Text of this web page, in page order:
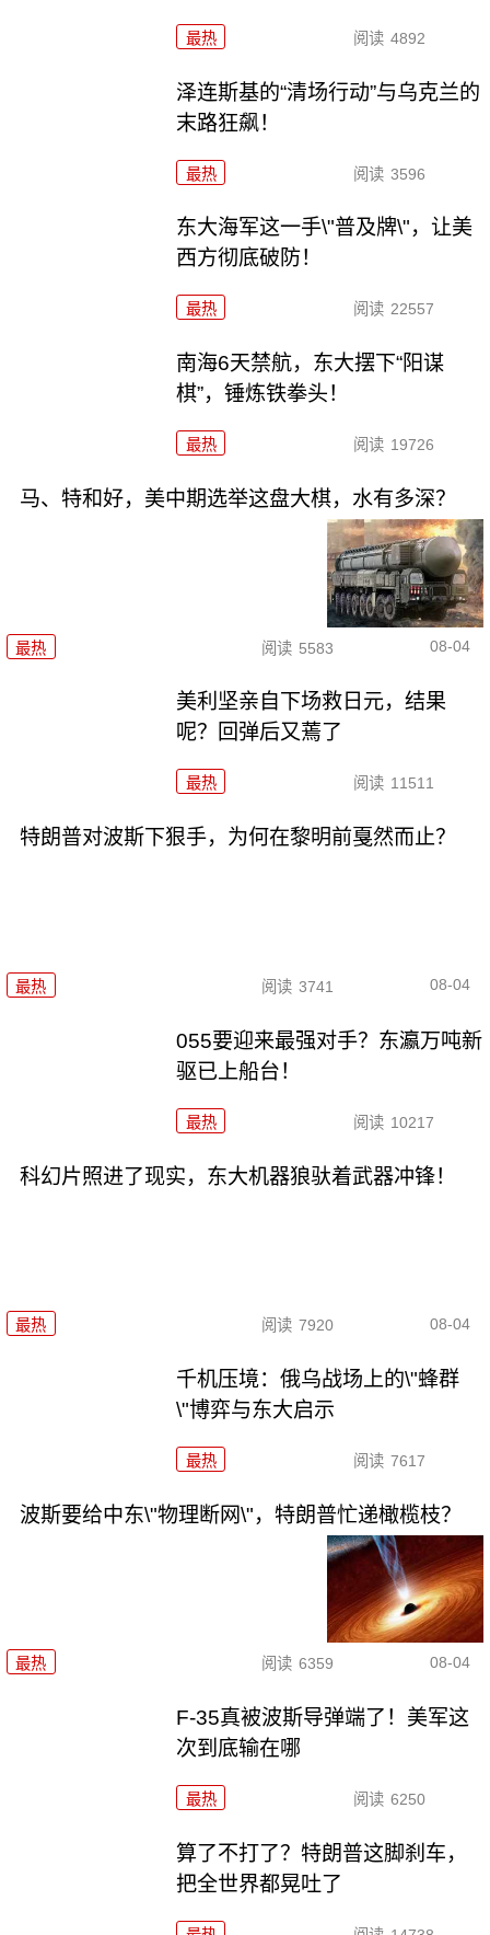
最热 阅读 4892
泽连斯基的“清场行动”与乌克兰的
末路狂飙！
最热 阅读 3596
东大海军这一手\"普及牌\"，让美
西方彻底破防！
最热 阅读 22557
南海6天禁航，东大摆下“阳谋
棋”，锤炼铁拳头！
最热 阅读 19726
马、特和好，美中期选举这盘大棋，水有多深？
最热 阅读 5583 08-04
美利坚亲自下场救日元，结果
呢？回弹后又蔫了
最热 阅读 11511
特朗普对波斯下狠手，为何在黎明前戛然而止？
最热 阅读 3741 08-04
055要迎来最强对手？东瀛万吨新
驱已上船台！
最热 阅读 10217
科幻片照进了现实，东大机器狼驮着武器冲锋！
最热 阅读 7920 08-04
千机压境：俄乌战场上的\"蜂群
\"博弈与东大启示
最热 阅读 7617
波斯要给中东\"物理断网\"，特朗普忙递橄榄枝？
最热 阅读 6359 08-04
F-35真被波斯导弹端了！美军这
次到底输在哪
最热 阅读 6250
算了不打了？特朗普这脚刹车，
把全世界都晃吐了